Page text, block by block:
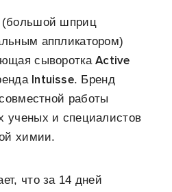
шприц
аппликатором)
сывороткаActive
Intuisse. Бренд
работы
ученых и специалистов
химии.
что за 14 дней